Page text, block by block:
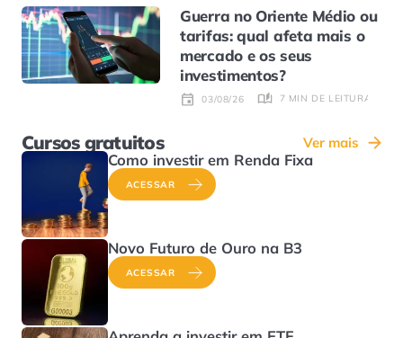
Guerra no Oriente Médio ou
tarifas: qual afeta mais o
mercado e os seus
investimentos?
03/08/26 7 MIN DE LEITURA
Cursos gratuitos Ver mais
Como investir em Renda Fixa
ACESSAR
Novo Futuro de Ouro na B3
ACESSAR